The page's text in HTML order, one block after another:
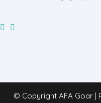
© Copyright AFA Goar |